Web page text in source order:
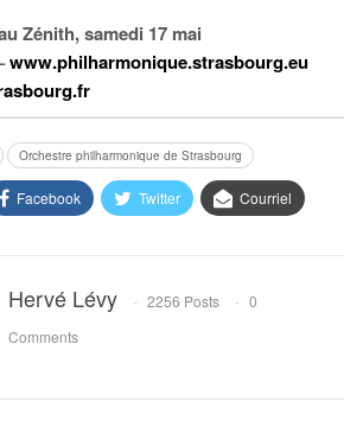
Zénith, samedi 17 mai
www.philharmonique.strasbourg.eu
Orchestre philharmonique de Strasbourg
Facebook Twitter Courriel
Hervé Lévy 2256 Posts
0
Comments